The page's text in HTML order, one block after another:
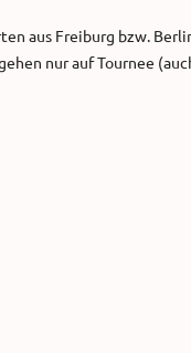
aus Freiburg bzw.
nur auf Tournee